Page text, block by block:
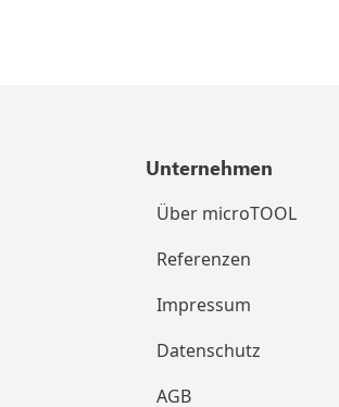
Unternehmen
Über microTOOL
Referenzen
Impressum
Datenschutz
AGB